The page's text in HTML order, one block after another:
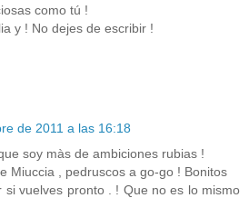
como tú !
y ! No dejes de escribir !
de 2011 a las 16:18
soy màs de ambiciones rubias !
Miuccia , pedruscos a go-go ! Bonitos
si vuelves pronto . ! Que no es lo mismo